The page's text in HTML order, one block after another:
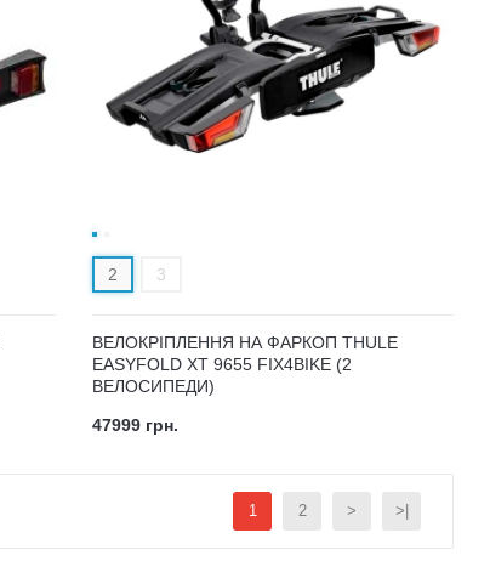
2 3
ВЕЛОКРІПЛЕННЯ НА ФАРКОП THULE
EASYFOLD XT 9655 FIX4BIKE (2
ВЕЛОСИПЕДИ)
47999 грн.
1 2 > >|